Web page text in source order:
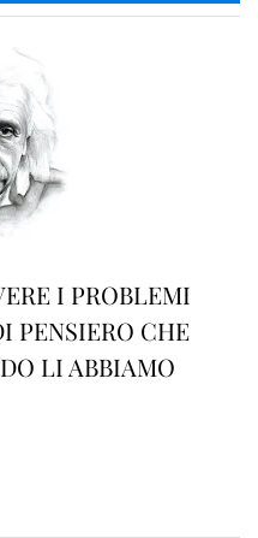
I PROBLEMI
PENSIERO CHE
LI ABBIAMO